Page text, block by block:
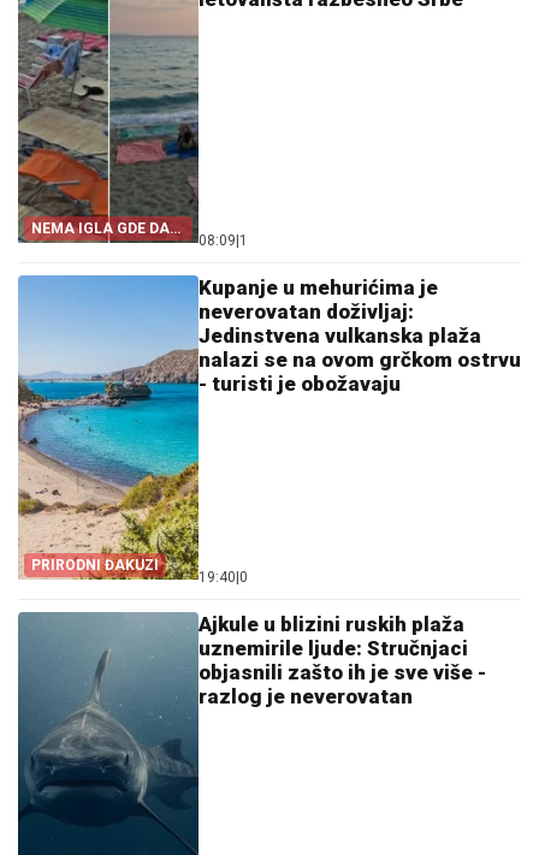
NEMA IGLA GDE DA
PADNE
08:09 1
PRIRODNI ĐAKUZI
Kupanje u mehurićima je
neverovatan doživljaj:
Jedinstvena vulkanska plaža
nalazi se na ovom grčkom ostrvu
- turisti je obožavaju
19:40 0
Ajkule u blizini ruskih plaža
uznemirile ljude: Stručnjaci
objasnili zašto ih je sve više -
razlog je neverovatan